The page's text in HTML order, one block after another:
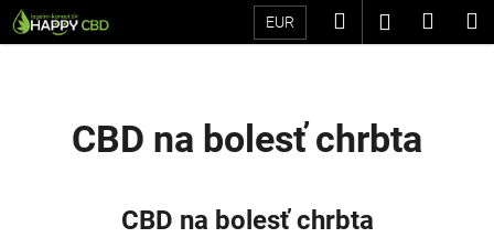
Prejsť
na
EUR Hľadať
CBD na bolesť chrbta
CBD na bolesť chrbta
K
o